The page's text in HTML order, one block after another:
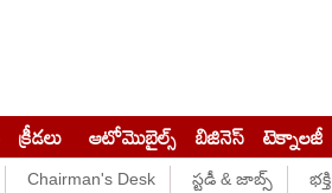
క్రీడలు ఆటోమొబైల్స్ బిజినెస్‌ టెక్నాలజీ
Chairman's Desk స్టడీ & జాబ్స్ భక్తి